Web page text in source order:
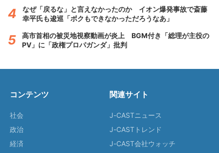
なぜ「戻るな」と言えなかったのか イオン爆発事故で斎藤
幸平氏も逡巡「ボクもできなかっただろうなあ」
高市首相の被災地視察動画が炎上 BGM付き「総理が主役の
PV」に「政権プロパガンダ」批判
コンテンツ
社会
政治
経済
関連サイト
J-CASTニュース
J-CASTトレンド
J-CAST会社ウォッチ